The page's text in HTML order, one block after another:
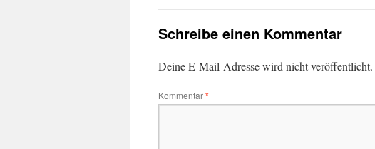
Schreibe einen Kommentar
Deine E-Mail-Adresse wird nicht veröffentlicht.
Kommentar*